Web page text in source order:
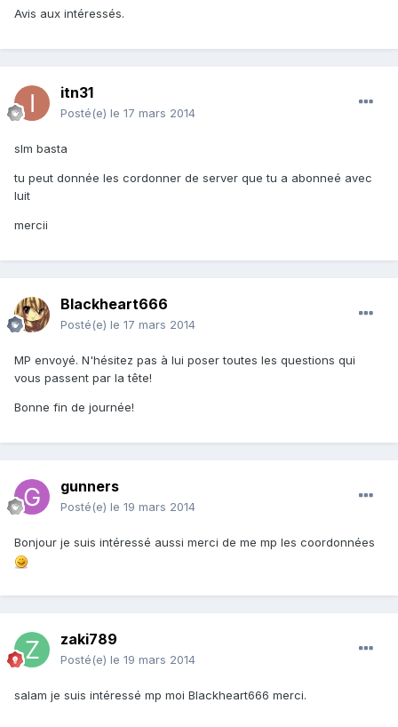
Avis aux intéressés.
itn31
Posté(e) le 17 mars 2014
slm basta
tu peut donnée les cordonner de server que tu a abonneé avec
luit
mercii
Blackheart666
Posté(e) le 17 mars 2014
MP envoyé. N'hésitez pas à lui poser toutes les questions qui
vous passent par la tête!
Bonne fin de journée!
gunners
Posté(e) le 19 mars 2014
Bonjour je suis intéressé aussi merci de me mp les coordonnées
zaki789
Posté(e) le 19 mars 2014
salam je suis intéressé mp moi Blackheart666 merci.